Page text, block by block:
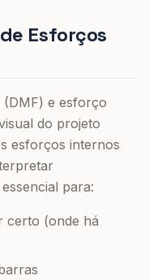
Esforços
(DMF) e esforço
do projeto
esforços internos
para:
certo (onde há